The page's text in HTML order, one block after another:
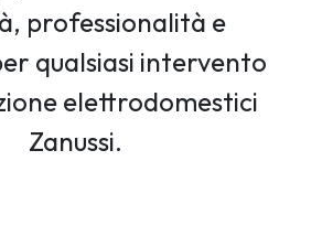
professionalità e
qualsiasi intervento
elettrodomestici
Zanussi.